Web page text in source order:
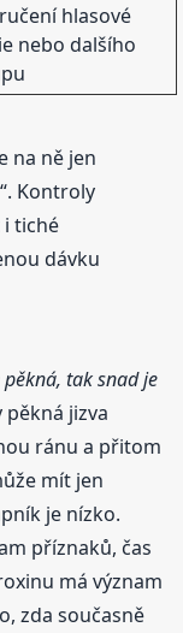
hlasové
nebo dalšího
na ně jen
Kontroly
i tiché
dávku
pěkná, tak snad je
pěkná jizva
ránu a přitom
mít jen
je nízko.
příznaků, čas
má význam
zda současně